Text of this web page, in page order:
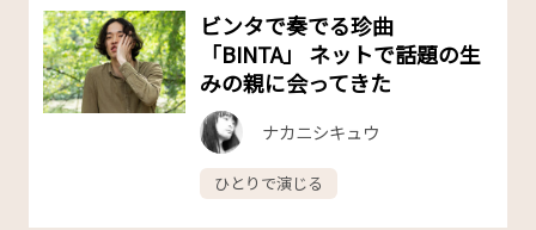
ビンタで奏でる珍曲
「BINTA」 ネットで話題の生
みの親に会ってきた
ナカニシキュウ
ひとりで演じる